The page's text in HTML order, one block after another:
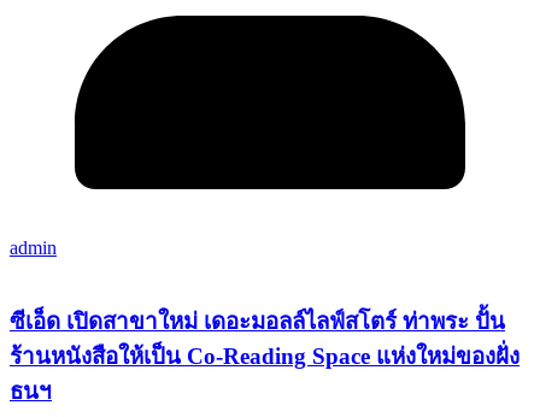
admin
ซีเอ็ด เปิดสาขาใหม่ เดอะมอลล์ไลฟ์สโตร์ ท่าพระ ปั้น
ร้านหนังสือให้เป็น Co-Reading Space แห่งใหม่ของฝั่ง
ธนฯ